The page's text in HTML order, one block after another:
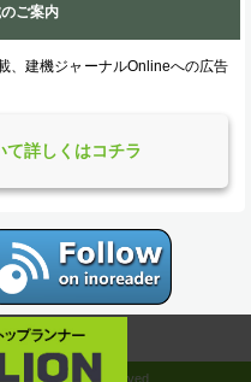
ご案内
、建機ジャーナルOnlineへの広告
て詳しくはコチラ
All Rights Reserved.